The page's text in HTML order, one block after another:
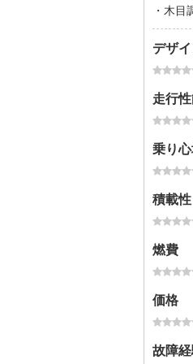
・木目
デザ
走行
乗り
積載性
燃費
価格
故障